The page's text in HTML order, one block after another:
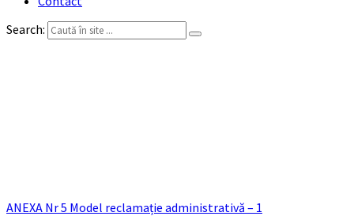
Search:
ANEXA Nr 5 Model reclamație administrativă – 1